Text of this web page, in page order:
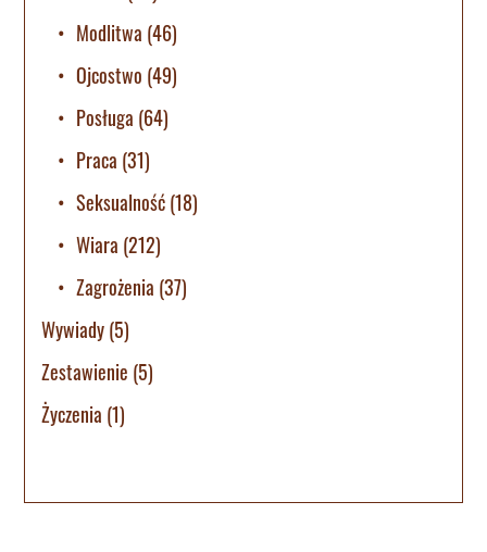
Modlitwa (46)
Ojcostwo (49)
Posługa (64)
Praca (31)
Seksualność(18)
Wiara (212)
Zagrożenia (37)
Wywiady(5)
Zestawienie (5)
Życzenia (1)